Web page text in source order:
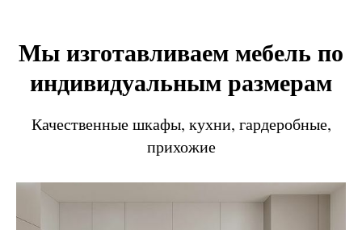
Мы изготавливаем мебель по
индивидуальным размерам
Качественные шкафы, кухни, гардеробные,
прихожие